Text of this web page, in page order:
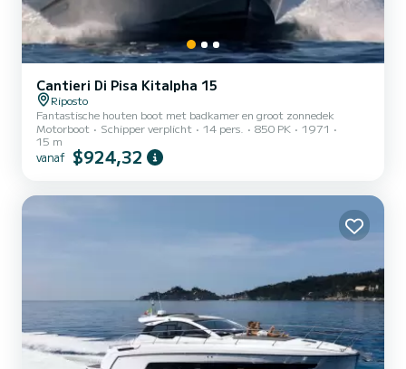
Cantieri Di Pisa Kitalpha 15
Riposto
Fantastische houten boot met badkamer en groot zonnedek
Motorboot
Schipper verplicht 14 pers. 850 PK
1971
15 m
vanaf $924,32